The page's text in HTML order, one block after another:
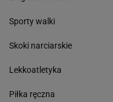
Sporty walki
Skoki narciarskie
Lekkoatletyka
Piłka ręczna